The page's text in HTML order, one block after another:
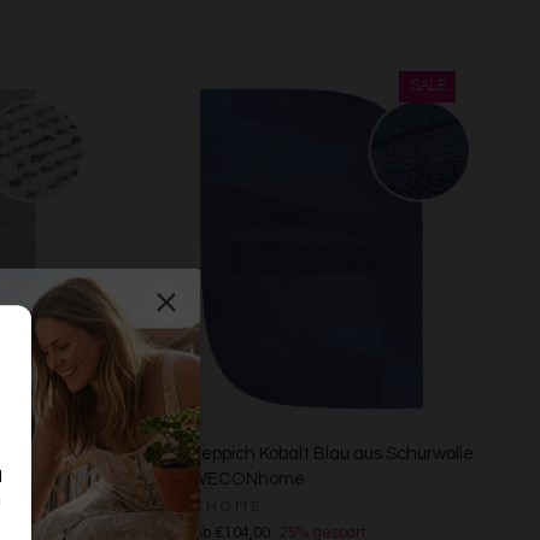
Kurzflorteppich Kobalt Blau aus Schurwolle
"Dodo" WECONhome
WECONHOME
Ab €104,00 25% gespart